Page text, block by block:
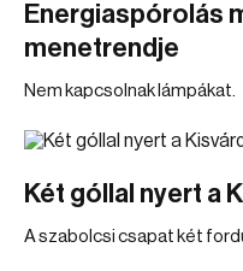
Energiaspórolás
menetrendje
Nem kapcsolnak lámpákat.
Két góllal nyert a
A szabolcsi csapat két